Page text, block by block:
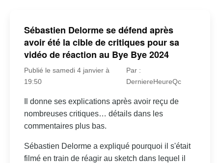
Sébastien Delorme se défend après
avoir été la cible de critiques pour sa
vidéo de réaction au Bye Bye 2024
Publié le samedi 4 janvier à
19:50
Par :
DerniereHeureQc
Il donne ses explications après avoir reçu de
nombreuses critiques… détails dans les
commentaires plus bas.
Sébastien Delorme a expliqué pourquoi il s'était
filmé en train de réagir au sketch dans lequel il